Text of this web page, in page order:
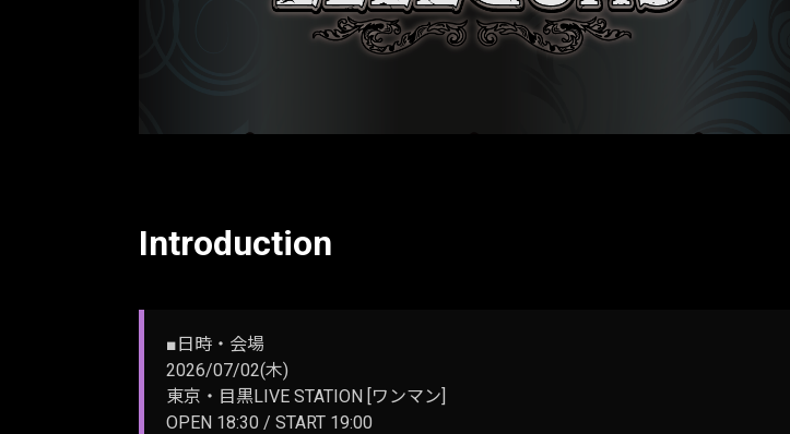
Introduction
■日時・会場
2026/07/02(木)
東京・目黒LIVE STATION [ワンマン]
OPEN 18:30 / START 19:00